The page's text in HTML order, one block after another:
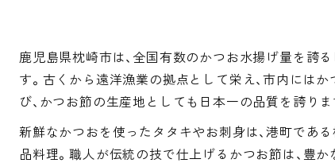
鹿児島県枕崎市は、全国有数のかつお水揚げ量を誇る
す。古くから遠洋漁業の拠点として栄え、市内には
び、かつお節の生産地としても日本一の品質を誇りま
新鮮なかつおを使ったタタキやお刺身は、港町であ
品料理。職人が伝統の技で仕上げるかつお節は、豊